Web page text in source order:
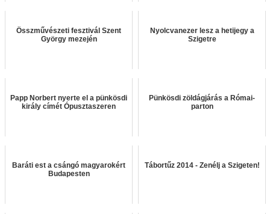
Összművészeti fesztivál Szent
György mezején
Nyolcvanezer lesz a hetijegy a
Szigetre
Papp Norbert nyerte el a pünkösdi
király címét Ópusztaszeren
Pünkösdi zöldágjárás a Római-
parton
Baráti est a csángó magyarokért
Budapesten
Tábortűz 2014 - Zenélj a Szigeten!